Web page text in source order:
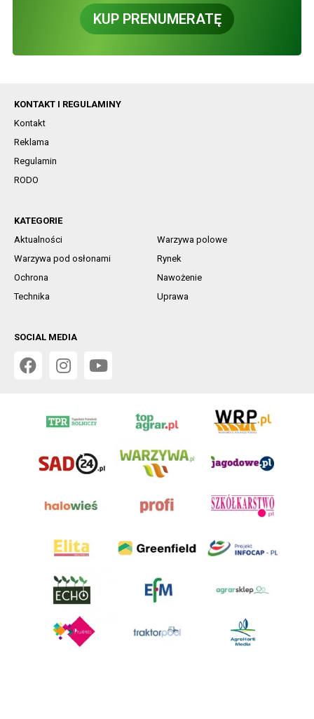
KUP PRENUMERATĘ
KONTAKT I REGULAMINY
Kontakt
Reklama
Regulamin
RODO
KATEGORIE
Aktualności
Warzywa polowe
Warzywa pod osłonami
Rynek
Ochrona
Nawożenie
Technika
Uprawa
SOCIAL MEDIA